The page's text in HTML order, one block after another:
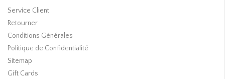
Service Client
Retourner
Conditions Générales
Politique de Confidentialité
Sitemap
Gift Cards